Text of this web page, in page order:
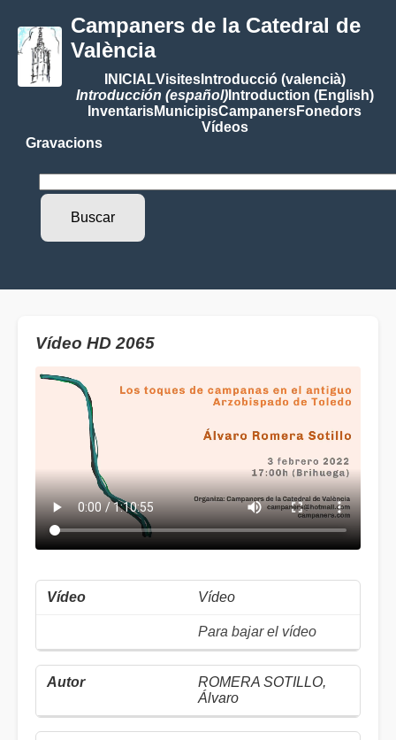
Campaners de la Catedral de
València
INICIALVisitesIntroducció (valencià)
Introducción (español)Introduction (English)
InventarisMunicipisCampanersFonedors
Vídeos
Gravacions
Vídeo HD 2065
Vídeo
Para bajar el vídeo
ROMERA SOTILLO,
Álvaro